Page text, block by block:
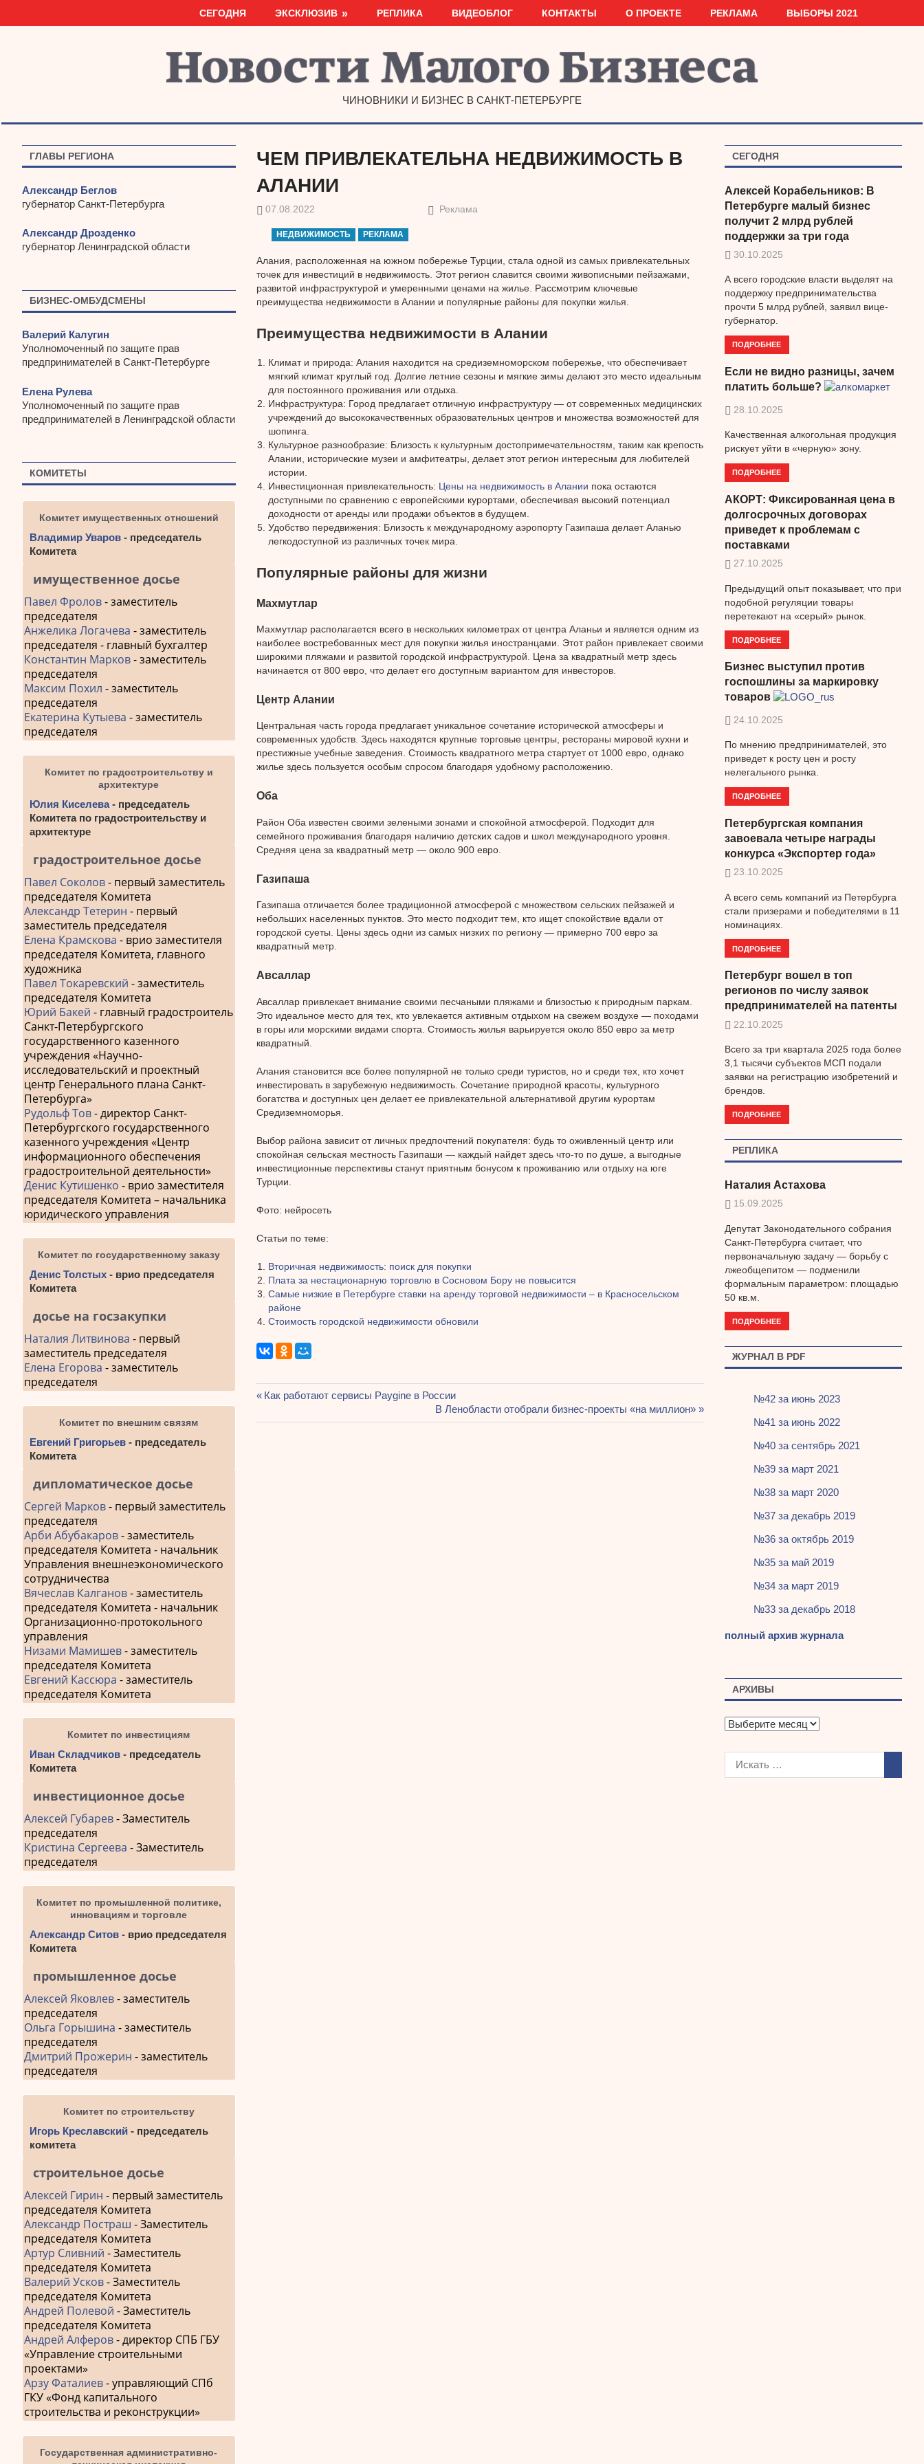
СЕГОДНЯ ЭКСКЛЮЗИВ РЕПЛИКА ВИДЕОБЛОГ КОНТАКТЫ О ПРОЕКТЕ РЕКЛАМА ВЫБОРЫ 2021
ЧИНОВНИКИ И БИЗНЕС В САНКТ-ПЕТЕРБУРГЕ
ЧЕМ ПРИВЛЕКАТЕЛЬНА НЕДВИЖИМОСТЬ В
АЛАНИИ
07.08.2022 Реклама
НЕДВИЖИМОСТЬ РЕКЛАМА
Алания, расположенная на южном побережье Турции, стала одной из самых привлекательных
точек для инвестиций в недвижимость. Этот регион славится своими живописными пейзажами,
развитой инфраструктурой и умеренными ценами на жилье. Рассмотрим ключевые
преимущества недвижимости в Алании и популярные районы для покупки жилья.
Преимущества недвижимости в Алании
Климат и природа: Алания находится на средиземноморском побережье, что обеспечивает
мягкий климат круглый год. Долгие летние сезоны и мягкие зимы делают это место идеальным
для постоянного проживания или отдыха.
Инфраструктура: Город предлагает отличную инфраструктуру — от современных медицинских
учреждений до высококачественных образовательных центров и множества возможностей для
шопинга.
Культурное разнообразие: Близость к культурным достопримечательностям, таким как крепость
Алании, исторические музеи и амфитеатры, делает этот регион интересным для любителей
истории.
Инвестиционная привлекательность: Цены на недвижимость в Алании пока остаются
доступными по сравнению с европейскими курортами, обеспечивая высокий потенциал
доходности от аренды или продажи объектов в будущем.
Удобство передвижения: Близость к международному аэропорту Газипаша делает Аланью
легкодоступной из различных точек мира.
Популярные районы для жизни
Махмутлар
Махмутлар располагается всего в нескольких километрах от центра Аланьи и является одним из
наиболее востребованных мест для покупки жилья иностранцами. Этот район привлекает своими
широкими пляжами и развитой городской инфраструктурой. Цена за квадратный метр здесь
начинается от 800 евро, что делает его доступным вариантом для инвесторов.
Центр Алании
Центральная часть города предлагает уникальное сочетание исторической атмосферы и
современных удобств. Здесь находятся крупные торговые центры, рестораны мировой кухни и
престижные учебные заведения. Стоимость квадратного метра стартует от 1000 евро, однако
жилье здесь пользуется особым спросом благодаря удобному расположению.
Оба
Район Оба известен своими зелеными зонами и спокойной атмосферой. Подходит для
семейного проживания благодаря наличию детских садов и школ международного уровня.
Средняя цена за квадратный метр — около 900 евро.
Газипаша
Газипаша отличается более традиционной атмосферой с множеством сельских пейзажей и
небольших населенных пунктов. Это место подходит тем, кто ищет спокойствие вдали от
городской суеты. Цены здесь одни из самых низких по региону — примерно 700 евро за
квадратный метр.
Авсаллар
Авсаллар привлекает внимание своими песчаными пляжами и близостью к природным паркам.
Это идеальное место для тех, кто увлекается активным отдыхом на свежем воздухе — походами
в горы или морскими видами спорта. Стоимость жилья варьируется около 850 евро за метр
квадратный.
Алания становится все более популярной не только среди туристов, но и среди тех, кто хочет
инвестировать в зарубежную недвижимость. Сочетание природной красоты, культурного
богатства и доступных цен делает ее привлекательной альтернативой другим курортам
Средиземноморья.
Выбор района зависит от личных предпочтений покупателя: будь то оживленный центр или
спокойная сельская местность Газипаши — каждый найдет здесь что-то по душе, а выгодные
инвестиционные перспективы станут приятным бонусом к проживанию или отдыху на юге
Турции.
Фото: нейросеть
Статьи по теме:
Вторичная недвижимость: поиск для покупки
Плата за нестационарную торговлю в Сосновом Бору не повысится
Самые низкие в Петербурге ставки на аренду торговой недвижимости – в Красносельском
районе
Стоимость городской недвижимости обновили
Предыдущая
Как работают сервисы Paygine в России
Следующая
запись:
В Ленобласти отобрали бизнес-проекты «на миллион»
ГЛАВЫ РЕГИОНА
Александр Беглов
губернатор Санкт-Петербурга
Александр Дрозденко
губернатор Ленинградской области
БИЗНЕС-ОМБУДСМЕНЫ
Валерий Калугин
Уполномоченный по защите прав
предпринимателей в Санкт-Петербурге
Елена Рулева
Уполномоченный по защите прав
предпринимателей в Ленинградской области
КОМИТЕТЫ
Комитет имущественных отношений
Владимир Уваров - председатель
Комитета
имущественное досье
Павел Фролов- заместитель
председателя
Анжелика Логачева - заместитель
председателя - главный бухгалтер
Константин Марков- заместитель
председателя
Максим Похил - заместитель
председателя
Екатерина Кутыева - заместитель
председателя
Комитет по градостроительству и
архитектуре
Юлия Киселева- председатель
Комитета по градостроительству и
архитектуре
градостроительное досье
Павел Соколов- первый заместитель
председателя Комитета
Александр Тетерин - первый
заместитель председателя
Елена Крамскова - врио заместителя
председателя Комитета, главного
художника
Павел Токаревский - заместитель
председателя Комитета
Юрий Бакей - главный градостроитель
Санкт-Петербургского
государственного казенного
учреждения «Научно-
исследовательский и проектный
центр Генерального плана Санкт-
Петербурга»
Рудольф Тов- директор Санкт-
Петербургского государственного
казенного учреждения «Центр
информационного обеспечения
градостроительной деятельности»
Денис Кутишенко - врио заместителя
председателя Комитета – начальника
юридического управления
Комитет по государственному заказу
Денис Толстых - врио председателя
Комитета
досье на госзакупки
Наталия Литвинова - первый
заместитель председателя
Елена Егорова - заместитель
председателя
Комитет по внешним связям
Евгений Григорьев - председатель
Комитета
дипломатическое досье
Сергей Марков- первый заместитель
председателя
Арби Абубакаров- заместитель
председателя Комитета - начальник
Управления внешнеэкономического
сотрудничества
Вячеслав Калганов- заместитель
председателя Комитета - начальник
Организационно-протокольного
управления
Низами Мамишев- заместитель
председателя Комитета
Евгений Кассюра - заместитель
председателя Комитета
Комитет по инвестициям
Иван Складчиков - председатель
Комитета
инвестиционное досье
Алексей Губарев- Заместитель
председателя
Кристина Сергеева - Заместитель
председателя
Комитет по промышленной политике,
инновациям и торговле
Александр Ситов - врио председателя
Комитета
промышленное досье
Алексей Яковлев- заместитель
председателя
Ольга Горышина - заместитель
председателя
Дмитрий Прожерин - заместитель
председателя
Комитет по строительству
Игорь Креславский - председатель
комитета
строительное досье
Алексей Гирин - первый заместитель
председателя Комитета
Александр Постраш - Заместитель
председателя Комитета
Артур Сливний - Заместитель
председателя Комитета
Валерий Усков- Заместитель
председателя Комитета
Андрей Полевой - Заместитель
председателя Комитета
Андрей Алферов- директор СПБ ГБУ
«Управление строительными
проектами»
Арзу Фаталиев- управляющий СПб
ГКУ «Фонд капитального
строительства и реконструкции»
Государственная административно-
СЕГОДНЯ
Алексей Корабельников: В
Петербурге малый бизнес
получит 2 млрд рублей
поддержки за три года
30.10.2025
А всего городские власти выделят на
поддержку предпринимательства
прочти 5 млрд рублей, заявил вице-
губернатор.
ПОДРОБНЕЕ
Если не видно разницы, зачем
платить больше?
28.10.2025
Качественная алкогольная продукция
рискует уйти в «черную» зону.
ПОДРОБНЕЕ
АКОРТ: Фиксированная цена в
долгосрочных договорах
приведет к проблемам с
поставками
27.10.2025
Предыдущий опыт показывает, что при
подобной регуляции товары
перетекают на «серый» рынок.
ПОДРОБНЕЕ
Бизнес выступил против
госпошлины за маркировку
товаров
24.10.2025
По мнению предпринимателей, это
приведет к росту цен и росту
нелегального рынка.
ПОДРОБНЕЕ
Петербургская компания
завоевала четыре награды
конкурса «Экспортер года»
23.10.2025
А всего семь компаний из Петербурга
стали призерами и победителями в 11
номинациях.
ПОДРОБНЕЕ
Петербург вошел в топ
регионов по числу заявок
предпринимателей на патенты
22.10.2025
Всего за три квартала 2025 года более
3,1 тысячи субъектов МСП подали
заявки на регистрацию изобретений и
брендов.
ПОДРОБНЕЕ
РЕПЛИКА
Наталия Астахова
15.09.2025
Депутат Законодательного собрания
Санкт-Петербурга считает, что
первоначальную задачу — борьбу с
лжеобщепитом — подменили
формальным параметром: площадью
50 кв.м.
ПОДРОБНЕЕ
ЖУРНАЛ В PDF
№42 за июнь 2023
№41 за июнь 2022
№40 за сентябрь 2021
№39 за март 2021
№38 за март 2020
№37 за декабрь 2019
№36 за октябрь 2019
№35 за май 2019
№34 за март 2019
№33 за декабрь 2018
полный архив журнала
АРХИВЫ
А
х
в